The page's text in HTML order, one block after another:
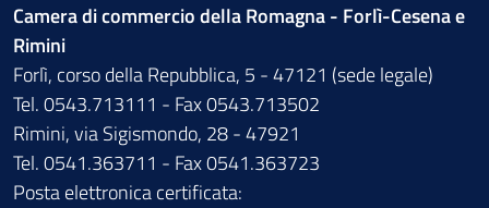
Camera di commercio della Romagna - Forlì-Cesena e
Rimini
Forlì, corso della Repubblica, 5 - 47121 (sede legale)
Tel. 0543.713111 - Fax 0543.713502
Rimini, via Sigismondo, 28 - 47921
Tel. 0541.363711 - Fax 0541.363723
Posta elettronica certificata: